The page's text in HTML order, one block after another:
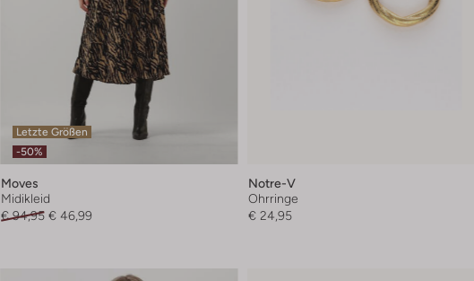
Letzte Größen
-50%
Moves
Midikleid
€ 94,95 € 46,99
Notre-V
Ohrringe
€ 24,95